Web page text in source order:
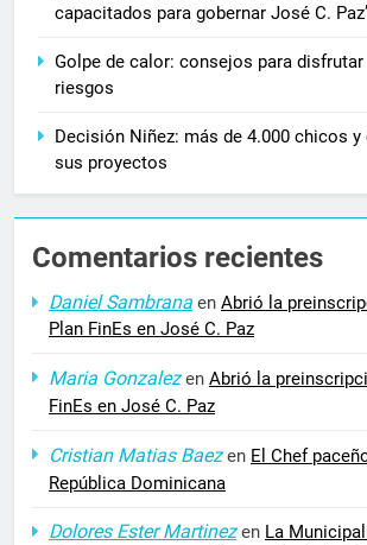
capacitados para gobernar José C.
Golpe de calor: consejos para
riesgos
Decisión Niñez: más de 4.000 chicos
sus proyectos
Comentarios recientes
Daniel Sambrana en Abrió la
Plan FinEs en José C. Paz
Maria Gonzalezen Abrió la
FinEs en José C. Paz
Cristian Matias Baezen El Chef
República Dominicana
Dolores Ester Martinezen La